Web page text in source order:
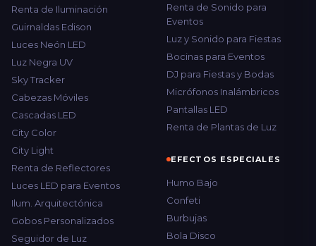
Renta de Iluminación
Guirnaldas Edison
Luces Neón LED
Luz Negra UV
Sky Tracker
Cabezas Móviles
Cascadas LED
City Color
City Light
Renta de Reflectores
Luces LED para Eventos
Ilum. Arquitectónica
Gobos Personalizados
Seguidor de Luz
Renta de Sonido para
Eventos
Luz y Sonido para Fiestas
Bocinas para Eventos
DJ para Fiestas y Bodas
Micrófonos Inalámbricos
Pantallas LED
Renta de Plantas de Luz
EFECTOS ESPECIALES
Humo Bajo
Confeti
Burbujas
Bola Disco